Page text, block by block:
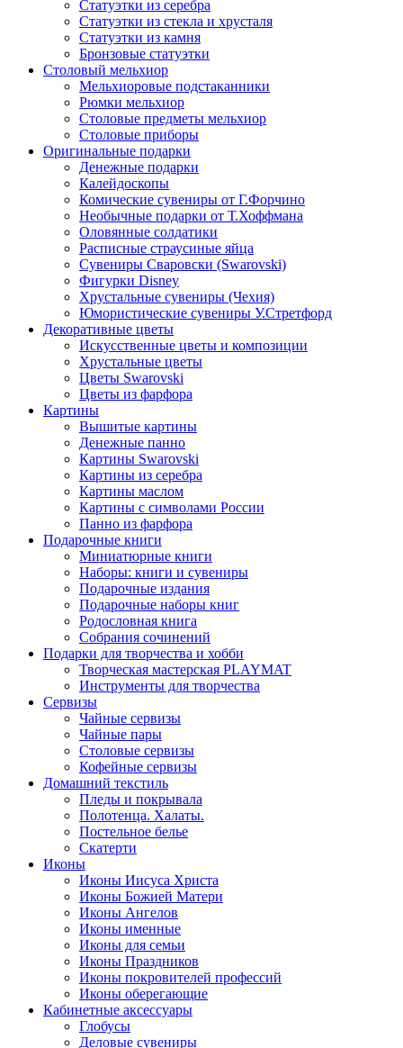
Статуэтки из серебра
Статуэтки из стекла и хрусталя
Статуэтки из камня
Бронзовые статуэтки
Столовый мельхиор
Мельхиоровые подстаканники
Рюмки мельхиор
Столовые предметы мельхиор
Столовые приборы
Оригинальные подарки
Денежные подарки
Калейдоскопы
Комические сувениры от Г.Форчино
Необычные подарки от Т.Хоффмана
Оловянные солдатики
Расписные страусиные яйца
Сувениры Сваровски (Swarovski)
Фигурки Disney
Хрустальные сувениры (Чехия)
Юмористические сувениры У.Стретфорд
Декоративные цветы
Искусственные цветы и композиции
Хрустальные цветы
Цветы Swarovski
Цветы из фарфора
Картины
Вышитые картины
Денежные панно
Картины Swarovski
Картины из серебра
Картины маслом
Картины с символами России
Панно из фарфора
Подарочные книги
Миниатюрные книги
Наборы: книги и сувениры
Подарочные издания
Подарочные наборы книг
Родословная книга
Собрания сочинений
Подарки для творчества и хобби
Творческая мастерская PLAYMAT
Инструменты для творчества
Cервизы
Чайные сервизы
Чайные пары
Столовые сервизы
Кофейные сервизы
Домашний текстиль
Пледы и покрывала
Полотенца. Халаты.
Постельное белье
Скатерти
Иконы
Иконы Иисуса Христа
Иконы Божией Матери
Иконы Ангелов
Иконы именные
Иконы для семьи
Иконы Праздников
Иконы покровителей профессий
Иконы оберегающие
Кабинетные аксессуары
Глобусы
Деловые сувениры